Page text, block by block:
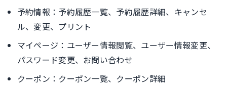
予約情報：予約履歴一覧、予約履歴詳細、キャンセ
ル、変更、プリント
マイページ：ユーザー情報閲覧、ユーザー情報変更、
パスワード変更、お問い合わせ
クーポン：クーポン一覧、クーポン詳細